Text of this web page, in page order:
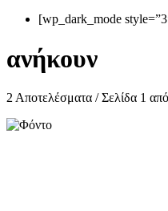
[wp_dark_mode
ανήκουν
2 Αποτελέσματα / Σελίδα 1